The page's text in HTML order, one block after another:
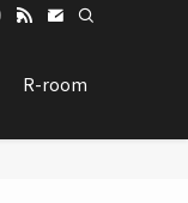
R-room